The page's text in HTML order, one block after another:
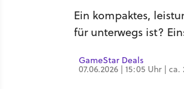
Ein kompaktes,
für unterwegs ist?
GameStar Deals
07.06.2026 | 15:05 Uhr |